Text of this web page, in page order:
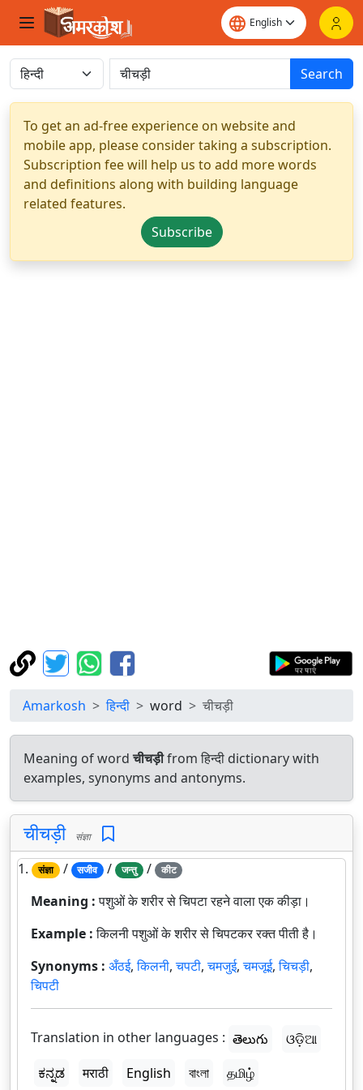
Search
To get an ad-free experience on website and
mobile app, please consider taking a subscription.
Subscription fee will help us to add more words
and definitions along with building language
related features.
Subscribe
Amarkosh हिन्दी word चीचड़ी
Meaning of wordचीचड़ीfrom हिन्दी dictionary with
examples, synonyms and antonyms.
चीचड़ी संज्ञा
1. संज्ञा / सजीव / जन्तु / कीट
Meaning :पशुओं के शरीर से चिपटा रहने वाला एक कीड़ा।
Example :किलनी पशुओं के शरीर से चिपटकर रक्त पीती है।
Synonyms : अँठई,किलनी,चपटी,चमजुई,चमजूई,चिचड़ी,
चिपटी
Translation in other languages : తెలుగు
ଓଡ଼ିଆ
ಕನ್ನಡ
मराठी English বাংলা
தமிழ்